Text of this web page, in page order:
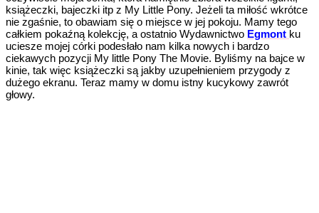
książeczki, bajeczki itp z My Little Pony. Jeżeli ta miłość wkrótce
nie zgaśnie, to obawiam się o miejsce w jej pokoju. Mamy tego
całkiem pokaźną kolekcję, a ostatnio Wydawnictwo Egmont ku
uciesze mojej córki podesłało nam kilka nowych i bardzo
ciekawych pozycji My little Pony The Movie. Byliśmy na bajce w
kinie, tak więc książeczki są jakby uzupełnieniem przygody z
dużego ekranu. Teraz mamy w domu istny kucykowy zawrót
głowy.